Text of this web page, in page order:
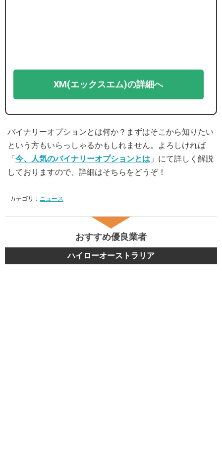
XM(エックスエム)の詳細へ
バイナリーオプションとは何か？まずはそこから知りたい
という方もいらっしゃるかもしれません。よろしければ
「今、人気のバイナリーオプションとは 」にて詳しく解説
しておりますので、詳細はそちらをどうぞ！
カテゴリ： ニュース
おすすめ優良業者
ハイローオーストラリア